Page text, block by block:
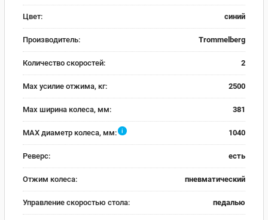
Цвет: синий
Производитель: Trommelberg
Количество скоростей: 2
Max усилие отжима, кг: 2500
Max ширина колеса, мм: 381
MAX диаметр колеса, мм: i 1040
Реверс: есть
Отжим колеса: пневматический
Управление скоростью стола: педалью